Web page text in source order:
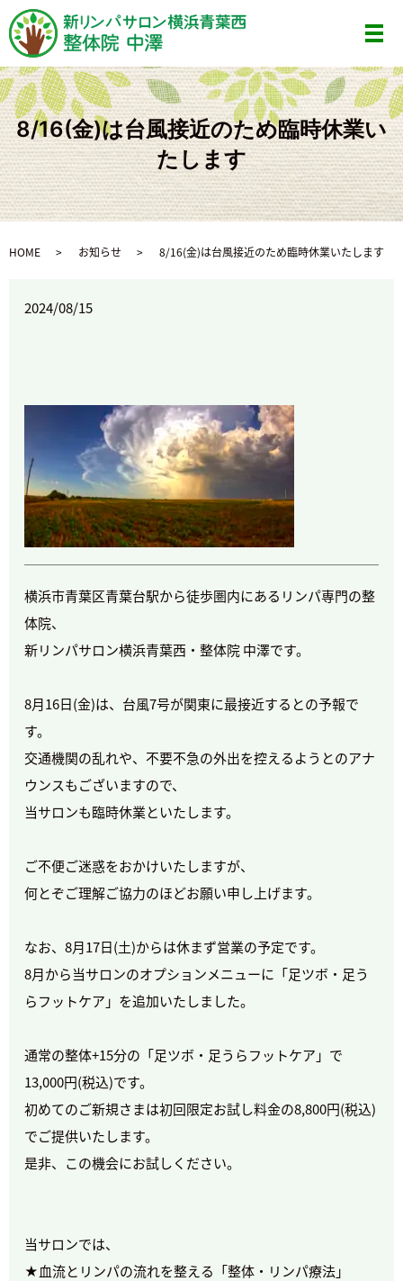
メ
8/16(金)は台風接近のため臨時休業い
たします
HOME お知らせ 8/16(金)は台風接近のため臨時休業いたします
2024/08/15
横浜市青葉区青葉台駅から徒歩圏内にあるリンパ専門の整
体院、
新リンパサロン横浜青葉西・整体院 中澤です。
8月16日(金)は、台風7号が関東に最接近するとの予報で
す。
交通機関の乱れや、不要不急の外出を控えるようとのアナ
ウンスもございますので、
当サロンも臨時休業といたします。
ご不便ご迷惑をおかけいたしますが、
何とぞご理解ご協力のほどお願い申し上げます。
なお、8月17日(土)からは休まず営業の予定です。
8月から当サロンのオプションメニューに「足ツボ・足う
らフットケア」を追加いたしました。
通常の整体+15分の「足ツボ・足うらフットケア」で
13,000円(税込)です。
初めてのご新規さまは初回限定お試し料金の8,800円(税込)
でご提供いたします。
是非、この機会にお試しください。
当サロンでは、
★血流とリンパの流れを整える「整体・リンパ療法」